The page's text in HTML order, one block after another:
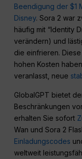
Beendigung der $1
Disney. Sora 2 war
häufig mit “Identity
verändern) und
die einfrieren.
hohen Kosten
veranlasst, neue
GlobalGPT bietet
Beschränkungen
erhalten Sie sofort
Wan und Sora 2
Einladungscodes
weltweit